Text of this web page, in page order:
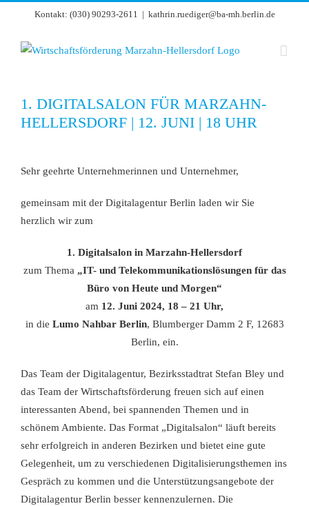
springen
Kontakt: (030) 90293-2611 | kathrin.ruediger@ba-mh.berlin.de
1. DIGITALSALON FÜR MARZAHN-
HELLERSDORF | 12. JUNI | 18 UHR
grösseres
Sehr geehrte Unternehmerinnen und Unternehmer,
gemeinsam mit der Digitalagentur Berlin laden wir Sie
herzlich wir zum
1. Digitalsalon in Marzahn-Hellersdorf
zum Thema „IT- und Telekommunikationslösungen für das
Büro von Heute und Morgen“
am 12. Juni 2024, 18 – 21 Uhr,
in die Lumo Nahbar Berlin, Blumberger Damm 2 F, 12683
Berlin, ein.
Das Team der Digitalagentur, Bezirksstadtrat Stefan Bley und
das Team der Wirtschaftsförderung freuen sich auf einen
interessanten Abend, bei spannenden Themen und in
schönem Ambiente. Das Format „Digitalsalon“ läuft bereits
sehr erfolgreich in anderen Bezirken und bietet eine gute
Gelegenheit, um zu verschiedenen Digitalisierungsthemen ins
Gespräch zu kommen und die Unterstützungsangebote der
Digitalagentur Berlin besser kennenzulernen. Die